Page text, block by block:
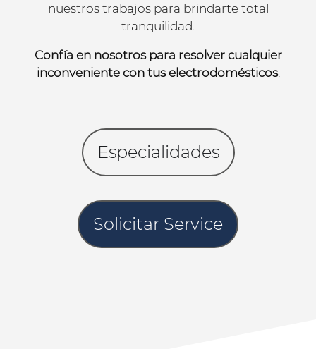
nuestros trabajos para brindarte total
tranquilidad.
Confía en nosotros para resolver cualquier
inconveniente con tus electrodomésticos.
Especialidades
Solicitar Service